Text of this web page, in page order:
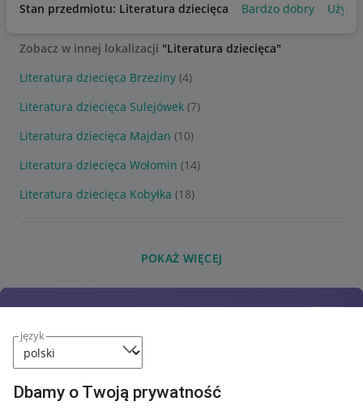
język
Dbamy o Twoją prywatność
Stan przedmiotu: Literatura dziecięca Bardzo dobry
Zobacz w innej lokalizacji "Literatura dziecięca"
Literatura dziecięca Brzeziny (4)
Literatura dziecięca Sulejówek (7)
Literatura dziecięca Majdan (10)
Literatura dziecięca Wołomin (14)
Literatura dziecięca Kobyłka (18)
POKAŻ WIĘCEJ